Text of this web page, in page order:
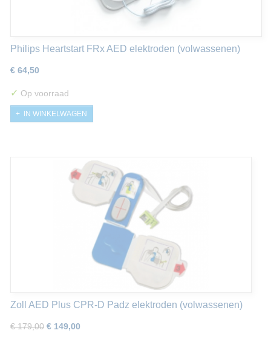
Philips Heartstart FRx AED elektroden (volwassenen)
€ 64,50
✓ Op voorraad
IN WINKELWAGEN
Zoll AED Plus CPR-D Padz elektroden (volwassenen)
€ 179,00 € 149,00